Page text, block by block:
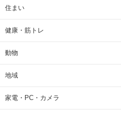
住まい
健康・筋トレ
動物
地域
家電・PC・カメラ